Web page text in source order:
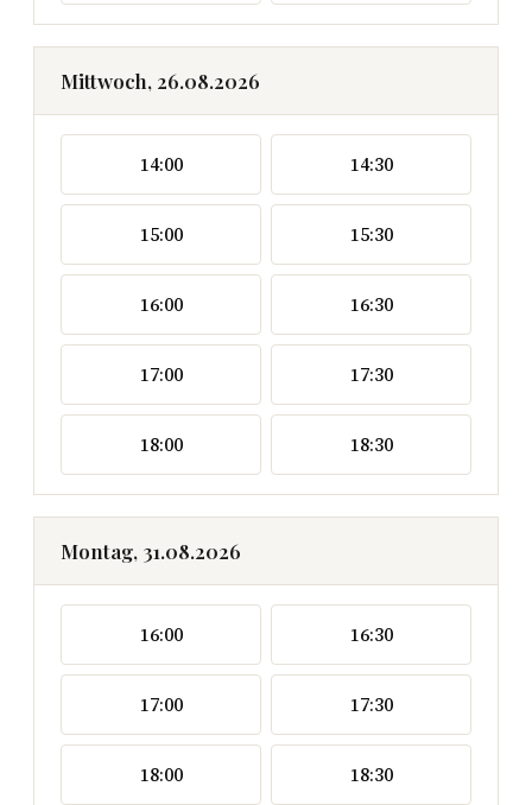
Mittwoch, 26.08.2026
14:00 14:30
15:00 15:30
16:00 16:30
17:00 17:30
18:00 18:30
Montag, 31.08.2026
16:00 16:30
17:00 17:30
18:00 18:30